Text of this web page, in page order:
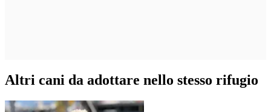
Altri cani da adottare nello stesso rifugio